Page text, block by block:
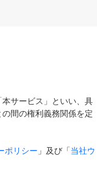
サービス」といい、具
間の権利義務関係を定
ポリシー 」及び「当社ウ